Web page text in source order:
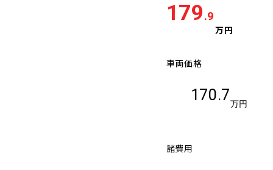
179.9
万円
車両価格
170.7
万円
諸費用